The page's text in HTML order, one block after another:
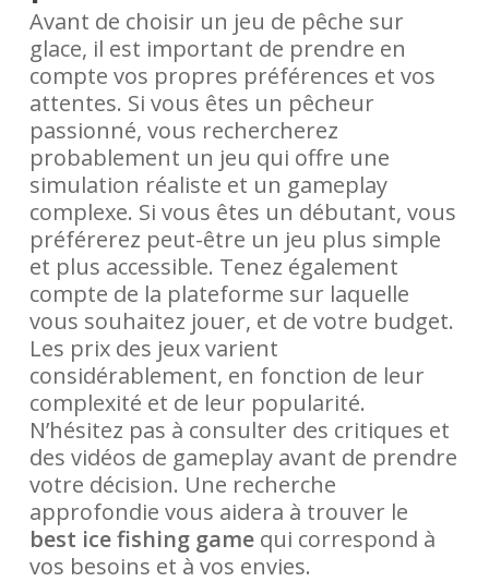
Avant de choisir un jeu de pêche sur
glace, il est important de prendre en
compte vos propres préférences et vos
attentes. Si vous êtes un pêcheur
passionné, vous rechercherez
probablement un jeu qui offre une
simulation réaliste et un gameplay
complexe. Si vous êtes un débutant, vous
préférerez peut-être un jeu plus simple
et plus accessible. Tenez également
compte de la plateforme sur laquelle
vous souhaitez jouer, et de votre budget.
Les prix des jeux varient
considérablement, en fonction de leur
complexité et de leur popularité.
N’hésitez pas à consulter des critiques et
des vidéos de gameplay avant de prendre
votre décision. Une recherche
approfondie vous aidera à trouver le
best ice fishing gamequi correspond à
vos besoins et à vos envies.